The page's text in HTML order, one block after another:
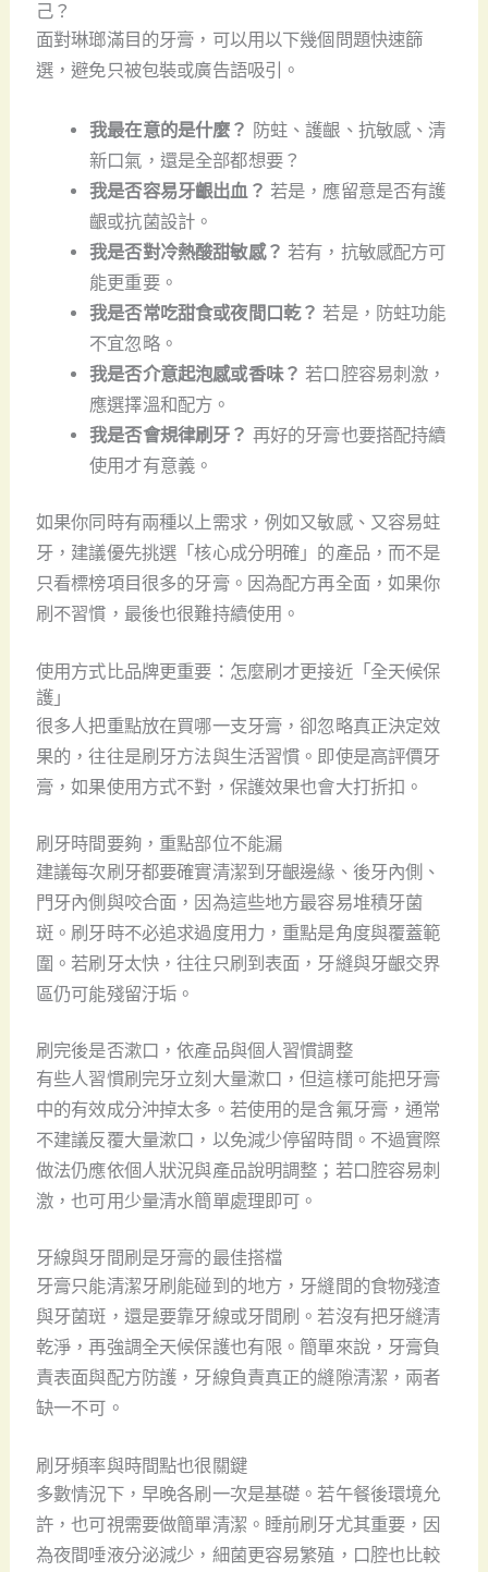
己？
面對琳瑯滿目的牙膏，可以用以下幾個問題快速篩
選，避免只被包裝或廣告語吸引。
我最在意的是什麼？ 防蛀、護齦、抗敏感、清
新口氣，還是全部都想要？
我是否容易牙齦出血？ 若是，應留意是否有護
齦或抗菌設計。
我是否對冷熱酸甜敏感？ 若有，抗敏感配方可
能更重要。
我是否常吃甜食或夜間口乾？ 若是，防蛀功能
不宜忽略。
我是否介意起泡感或香味？ 若口腔容易刺激，
應選擇溫和配方。
我是否會規律刷牙？ 再好的牙膏也要搭配持續
使用才有意義。
如果你同時有兩種以上需求，例如又敏感、又容易蛀
牙，建議優先挑選「核心成分明確」的產品，而不是
只看標榜項目很多的牙膏。因為配方再全面，如果你
刷不習慣，最後也很難持續使用。
使用方式比品牌更重要：怎麼刷才更接近「全天候保
護」
很多人把重點放在買哪一支牙膏，卻忽略真正決定效
果的，往往是刷牙方法與生活習慣。即使是高評價牙
膏，如果使用方式不對，保護效果也會大打折扣。
刷牙時間要夠，重點部位不能漏
建議每次刷牙都要確實清潔到牙齦邊緣、後牙內側、
門牙內側與咬合面，因為這些地方最容易堆積牙菌
斑。刷牙時不必追求過度用力，重點是角度與覆蓋範
圍。若刷牙太快，往往只刷到表面，牙縫與牙齦交界
區仍可能殘留汙垢。
刷完後是否漱口，依產品與個人習慣調整
有些人習慣刷完牙立刻大量漱口，但這樣可能把牙膏
中的有效成分沖掉太多。若使用的是含氟牙膏，通常
不建議反覆大量漱口，以免減少停留時間。不過實際
做法仍應依個人狀況與產品說明調整；若口腔容易刺
激，也可用少量清水簡單處理即可。
牙線與牙間刷是牙膏的最佳搭檔
牙膏只能清潔牙刷能碰到的地方，牙縫間的食物殘渣
與牙菌斑，還是要靠牙線或牙間刷。若沒有把牙縫清
乾淨，再強調全天候保護也有限。簡單來說，牙膏負
責表面與配方防護，牙線負責真正的縫隙清潔，兩者
缺一不可。
刷牙頻率與時間點也很關鍵
多數情況下，早晚各刷一次是基礎。若午餐後環境允
許，也可視需要做簡單清潔。睡前刷牙尤其重要，因
為夜間唾液分泌減少，細菌更容易繁殖，口腔也比較